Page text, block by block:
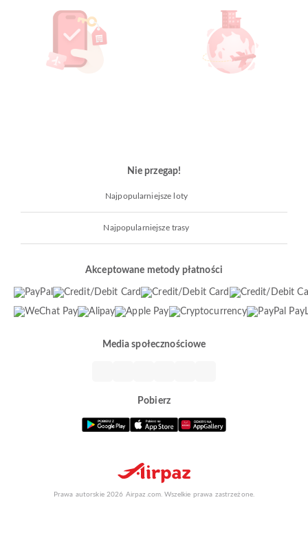
Nie przegap!
Najpopularniejsze loty
Najpopularniejsze trasy
Akceptowane metody płatności
Media społecznościowe
Pobierz
Prawa autorskie 2026 Airpaz.com. Wszelkie prawa zastrzeżone.